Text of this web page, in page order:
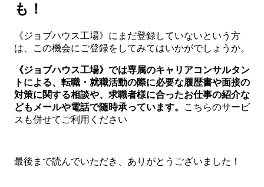
も！
《ジョブハウス工場》にまだ登録していないという方
は、この機会にご登録をしてみてはいかがでしょうか。
《ジョブハウス工場》では専属のキャリアコンサルタン
トによる、転職・就職活動の際に必要な履歴書や面接の
対策に関する相談や、求職者様に合ったお仕事の紹介な
どもメールや電話で随時承っています。
こちらのサービ
スも併せてご利用ください
最後まで読んでいただき、ありがとうございました！